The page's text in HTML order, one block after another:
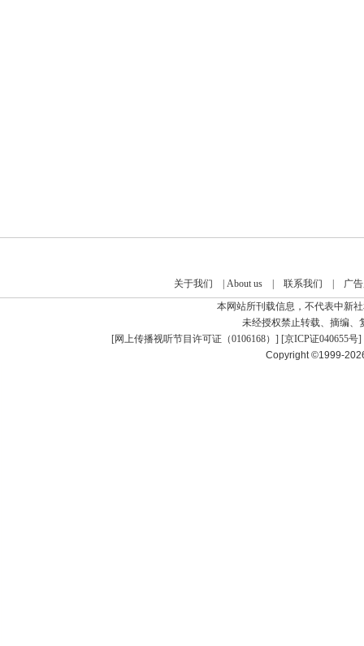
关于我们 | About us| 联系我们 |
广
本网站所刊载信息，不代表中新
未经授权禁止转载、摘编、
[网上传播视听节目许可证（0106168） ] [京ICP证040655号]
Copyright ©1999-